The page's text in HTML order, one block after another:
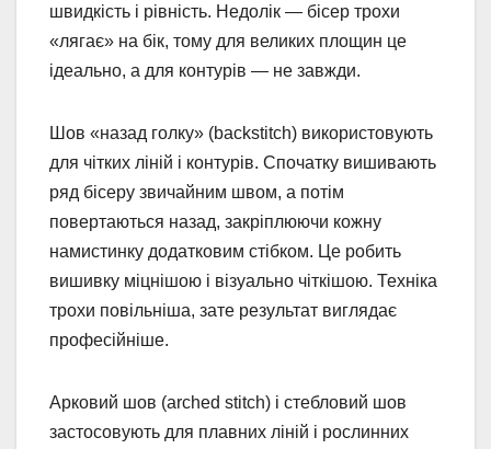
швидкість і рівність. Недолік — бісер трохи
«лягає» на бік, тому для великих площин це
ідеально, а для контурів — не завжди.
Шов «назад голку» (backstitch) використовують
для чітких ліній і контурів. Спочатку вишивають
ряд бісеру звичайним швом, а потім
повертаються назад, закріплюючи кожну
намистинку додатковим стібком. Це робить
вишивку міцнішою і візуально чіткішою. Техніка
трохи повільніша, зате результат виглядає
професійніше.
Арковий шов (arched stitch) і стебловий шов
застосовують для плавних ліній і рослинних